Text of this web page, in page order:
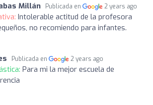
Millán Publicada en 2 years ago
Intolerable actitud de la profesora
no recomiendo para infantes.
Publicada en 2 years ago
Para mi la mejor escuela de